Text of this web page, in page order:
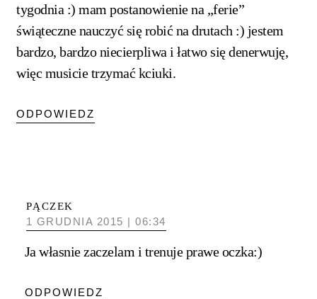
tygodnia :) mam postanowienie na „ferie”
świąteczne nauczyć się robić na drutach :) jestem
bardzo, bardzo niecierpliwa i łatwo się denerwuję,
więc musicie trzymać kciuki.
ODPOWIEDZ
PĄCZEK
1 GRUDNIA 2015 | 06:34
Ja własnie zaczelam i trenuje prawe oczka:)
ODPOWIEDZ